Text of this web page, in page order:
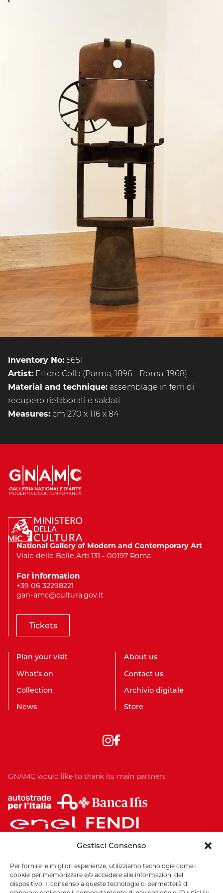
Gestisci Consenso
Per fornire le migliori esperienze, utilizziamo tecnologie come i
cookie per memorizzare e/o accedere alle informazioni del
dispositivo. Il consenso a queste tecnologie ci permetterà di
Inventory No:5651
Artist: Ettore Colla (Parma, 1896 - Roma, 1968)
Material and technique: assemblage in ferri di
recupero rielaborati e saldati
Measures:cm 270 x 116 x 84
National Gallery of Modern and Contemporary Art
Viale delle Belle Arti 131 - 00197 Roma
For information
+39 06 32298221
gan-amc@cultura.gov.it
Tickets
Plan your visit
What’s on
Collection
News
About us
Contact us
Archivio digitale
Store
GNAMC would like to thank its main partners